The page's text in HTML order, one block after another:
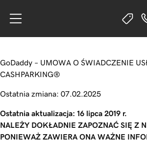
GoDaddy – UMOWA O ŚWIADCZENIE
CASHPARKING®
Ostatnia zmiana: 07.02.2025
Ostatnia aktualizacja: 16 lipca 2019 r.
NALEŻY DOKŁADNIE ZAPOZNAĆ SIĘ Z
PONIEWAŻ ZAWIERA ONA WAŻNE